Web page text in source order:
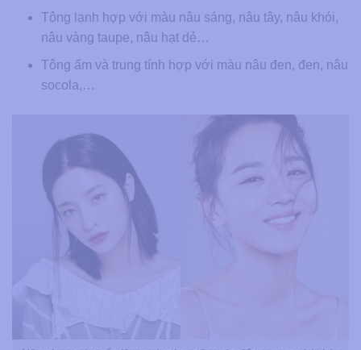
Tông lạnh hợp với màu nâu sáng, nâu tây, nâu khói,
nâu vàng taupe, nâu hạt dẻ…
Tông ấm và trung tính hợp với màu nâu đen, đen, nâu
socola,…